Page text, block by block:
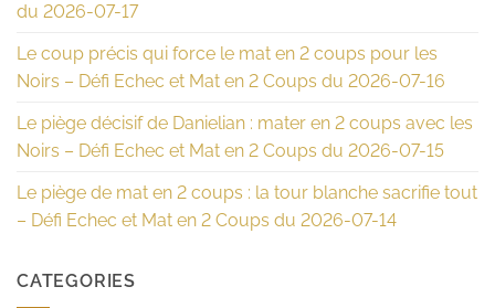
du 2026-07-17
Le coup précis qui force le mat en 2 coups pour les
Noirs – Défi Echec et Mat en 2 Coups du 2026-07-16
Le piège décisif de Danielian : mater en 2 coups avec les
Noirs – Défi Echec et Mat en 2 Coups du 2026-07-15
Le piège de mat en 2 coups : la tour blanche sacrifie tout
– Défi Echec et Mat en 2 Coups du 2026-07-14
CATEGORIES